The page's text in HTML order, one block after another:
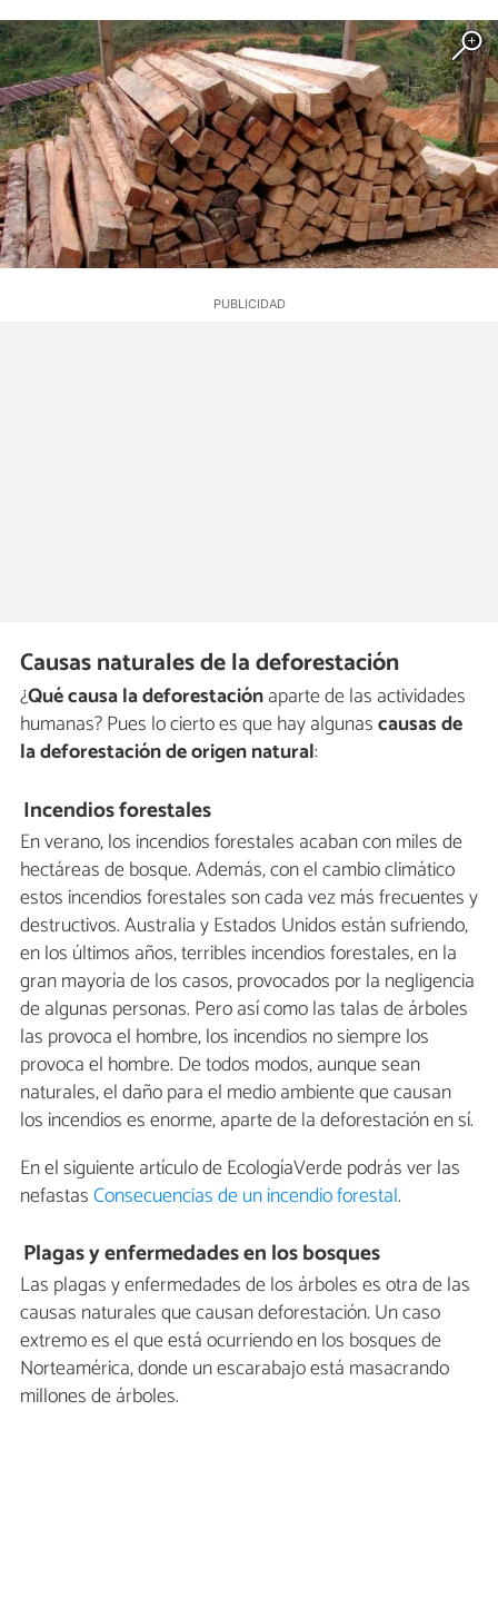
Causas naturales de la deforestación
¿Qué causa la deforestaciónaparte de las actividades
humanas? Pues lo cierto es que hay algunascausas de
la deforestación de origen natural:
Incendios forestales
En verano, los incendios forestales acaban con miles de
hectáreas de bosque. Además, con el cambio climático
estos incendios forestales son cada vez más frecuentes y
destructivos. Australia y Estados Unidos están sufriendo,
en los últimos años, terribles incendios forestales, en la
gran mayoría de los casos, provocados por la negligencia
de algunas personas. Pero así como las talas de árboles
las provoca el hombre, los incendios no siempre los
provoca el hombre. De todos modos, aunque sean
naturales, el daño para el medio ambiente que causan
los incendios es enorme, aparte de la deforestación en sí.
En el siguiente artículo de EcologíaVerde podrás ver las
nefastasConsecuencias de un incendio forestal.
Plagas y enfermedades en los bosques
Las plagas y enfermedades de los árboles es otra de las
causas naturales que causan deforestación. Un caso
extremo es el que está ocurriendo en los bosques de
Norteamérica, donde un escarabajo está masacrando
millones de árboles.